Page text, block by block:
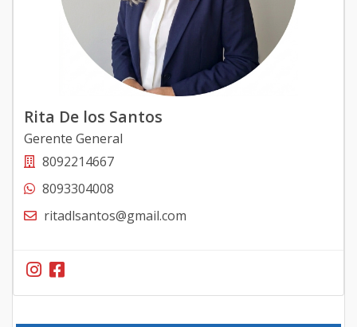
Rita De los Santos
Gerente General
8092214667
8093304008
ritadlsantos@gmail.com